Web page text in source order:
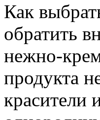
Как
обратить
нежно-
продукта
красители